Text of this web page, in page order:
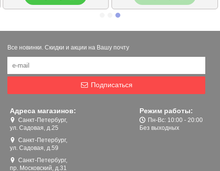
Все новинки. Скидки и акции на Вашу почту
Подписаться
Адреса магазинов:
Санкт-Петербург,
ул. Садовая, д.25
Санкт-Петербург,
ул. Садовая, д.59
Санкт-Петербург,
пр. Московский, д.31
Режим работы:
Пн-Вс: 10:00 - 20:00
Без выходных